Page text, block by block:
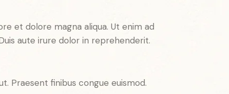
et dolore magna aliqua. Ut enim ad
aute irure dolor in reprehenderit.
Praesent finibus congue euismod.